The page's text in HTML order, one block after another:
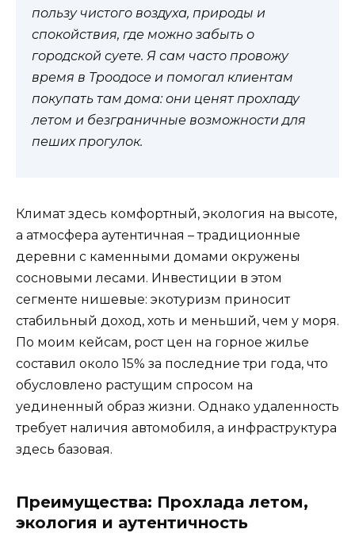
пользу чистого воздуха, природы и
спокойствия, где можно забыть о
городской суете. Я сам часто провожу
время в Троодосе и помогал клиентам
покупать там дома: они ценят прохладу
летом и безграничные возможности для
пеших прогулок.
Климат здесь комфортный, экология на высоте,
а атмосфера аутентичная – традиционные
деревни с каменными домами окружены
сосновыми лесами. Инвестиции в этом
сегменте нишевые: экотуризм приносит
стабильный доход, хоть и меньший, чем у моря.
По моим кейсам, рост цен на горное жилье
составил около 15% за последние три года, что
обусловлено растущим спросом на
уединенный образ жизни. Однако удаленность
требует наличия автомобиля, а инфраструктура
здесь базовая.
Преимущества: Прохлада летом,
экология и аутентичность